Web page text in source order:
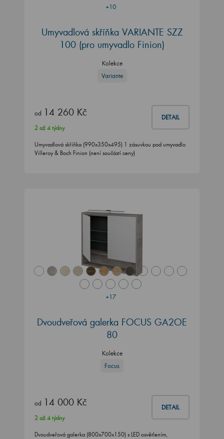
+10
Umyvadlová skříňka VARIANTE SZZ
100 (pro umyvadlo Finion)
Kolekce
Variante
od 14 260 Kč DETAIL
2 až 4 týdny
Umyvadlová skříňka (990x350x495) 1 zásuvkou pod umyvadlo
Villeroy & Boch Finion (není součástí ceny)
+17
Dvoudveřová galerka FOCUS GA2OE
80
Kolekce
Focus
od 14 000 Kč DETAIL
2 až 4 týdny
Dvoudveřová galerka (800x700x150) s LED osvětlením,